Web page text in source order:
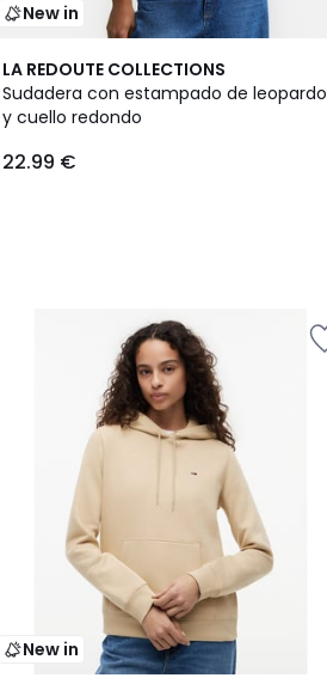
New in
LA REDOUTE COLLECTIONS
Sudadera con estampado de leopardo
y cuello redondo
22.99 €
New in